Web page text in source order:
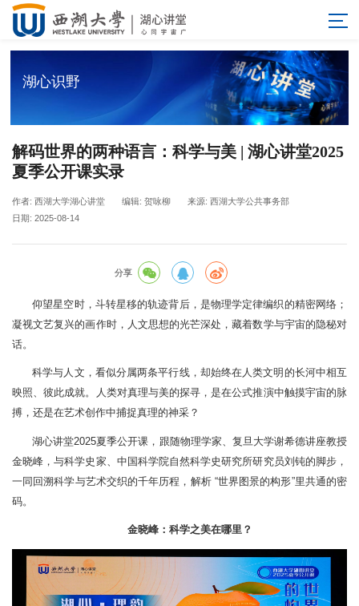
湖心识野
解码世界的两种语言：科学与美 | 湖心讲堂2025
夏季公开课实录
作者: 西湖大学湖心讲堂 编辑: 贺咏柳
来源: 西湖大学公共事务部
日期: 2025-08-14
分享
仰望星空时，斗转星移的轨迹背后，是物理学定律编织的精密网络；
凝视文艺复兴的画作时，人文思想的光芒深处，藏着数学与宇宙的隐秘对
话。
科学与人文，看似分属两条平行线，却始终在人类文明的长河中相互
映照、彼此成就。人类对真理与美的探寻，是在公式推演中触摸宇宙的脉
搏，还是在艺术创作中捕捉真理的神采？
湖心讲堂2025夏季公开课，跟随物理学家、复旦大学谢希德讲座教授
金晓峰，与科学史家、中国科学院自然科学史研究所研究员刘钝的脚步，
一同回溯科学与艺术交织的千年历程，解析 “世界图景的构形”里共通的密
码。
金晓峰：科学之美在哪里？